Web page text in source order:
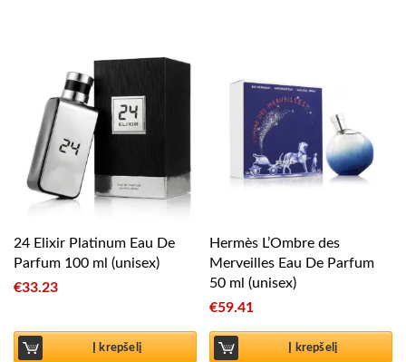
24 Elixir Platinum Eau De
Parfum 100 ml (unisex)
€33.23
Į krepšelį
Hermès L’Ombre des
Merveilles Eau De Parfum
50 ml (unisex)
€59.41
Į krepšelį